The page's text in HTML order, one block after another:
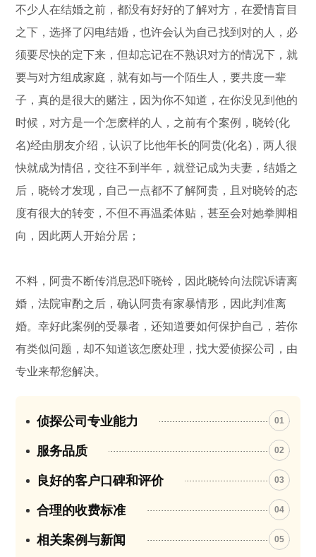
不少人在结婚之前，都没有好好的了解对方，在爱情盲目
之下，选择了闪电结婚，也许会认为自己找到对的人，必
须要尽快的定下来，但却忘记在不熟识对方的情况下，就
要与对方组成家庭，就有如与一个陌生人，要共度一辈
子，真的是很大的赌注，因为你不知道，在你没见到他的
时候，对方是一个怎麽样的人，之前有个案例，晓铃(化
名)经由朋友介绍，认识了比他年长的阿贵(化名)，两人很
快就成为情侣，交往不到半年，就登记成为夫妻，结婚之
后，晓铃才发现，自己一点都不了解阿贵，且对晓铃的态
度有很大的转变，不但不再温柔体贴，甚至会对她拳脚相
向，因此两人开始分居；
不料，阿贵不断传消息恐吓晓铃，因此晓铃向法院诉请离
婚，法院审酌之后，确认阿贵有家暴情形，因此判准离
婚。幸好此案例的受暴者，还知道要如何保护自己，若你
有类似问题，却不知道该怎麽处理，找大爱侦探公司，由
专业来帮您解决。
侦探公司专业能力 01
服务品质 02
良好的客户口碑和评价 03
合理的收费标准 04
相关案例与新闻 05